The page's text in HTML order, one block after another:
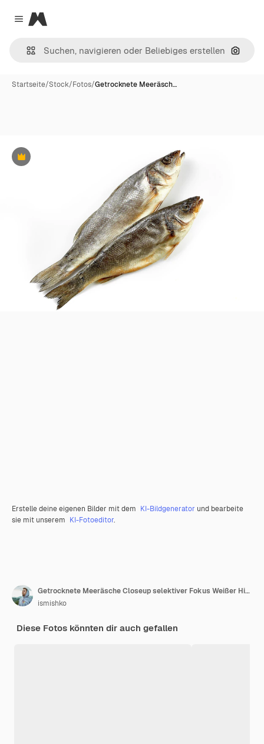
Close menu
Magnific
Nach
Startseite/Stock/Fotos/Getrocknete Meeräsch…
Premium
Erstelle deine eigenen Bilder mit dem KI-Bildgenerator und bearbeite
sie mit unserem KI-Fotoeditor.
Getrocknete Meeräsche Closeup selektiver Fokus Weißer Hintergrund
ismishko
Diese Fotos könnten dir auch gefallen